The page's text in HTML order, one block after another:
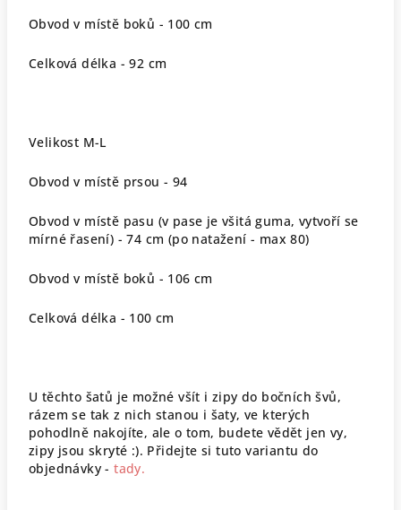
Obvod v místě boků - 100 cm
Celková délka - 92 cm
Velikost M-L
Obvod v místě prsou - 94
Obvod v místě pasu (v pase je všitá guma, vytvoří se
mírné řasení) - 74 cm (po natažení - max 80)
Obvod v místě boků - 106 cm
Celková délka - 100 cm
U těchto šatů je možné všít i zipy do bočních švů,
rázem se tak z nich stanou i šaty, ve kterých
pohodlně nakojíte, ale o tom, budete vědět jen vy,
zipy jsou skryté :). Přidejte si tuto variantu do
objednávky -tady.